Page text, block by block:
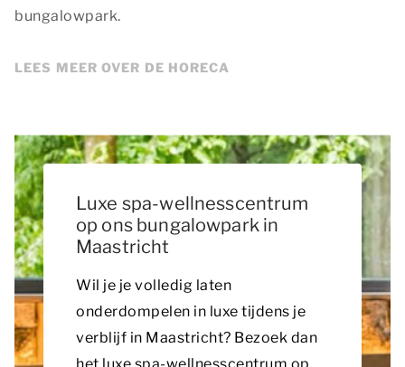
bungalowpark.
LEES MEER OVER DE HORECA
Luxe spa-wellnesscentrum
op ons bungalowpark in
Maastricht
Wil je je volledig laten
onderdompelen in luxe tijdens je
verblijf in Maastricht? Bezoek dan